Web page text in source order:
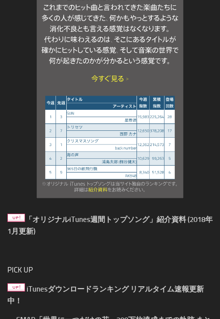
「オリジナルiTunes週間トップソング」紹介資料 (2018年
1月更新)
PICK UP
iTunesダウンロードランキング リアルタイム速報更新
中！